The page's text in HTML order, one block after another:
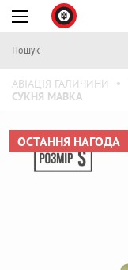
АВІАЦІЯ ГАЛИЧИНИ
СУКНЯ МАВКА
ОСТАННЯ НАГОДА